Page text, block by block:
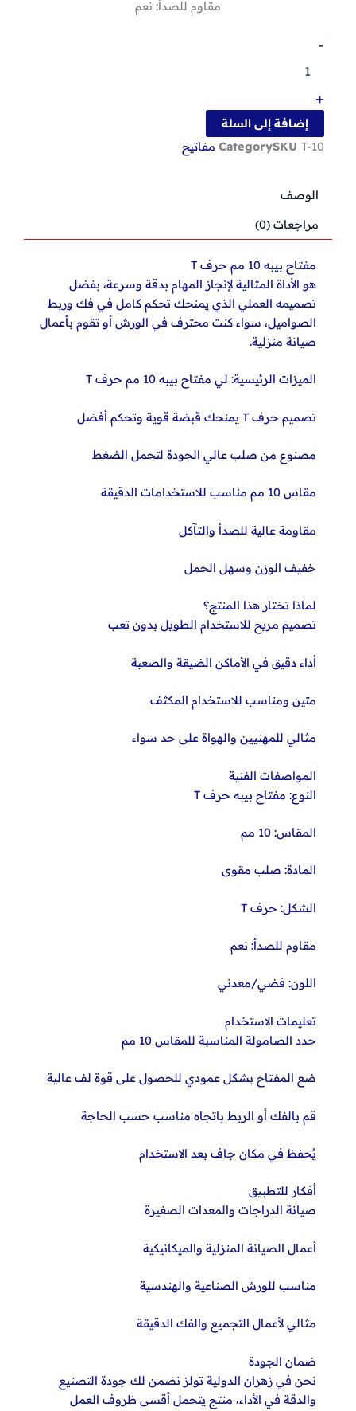
مقاوم للصدأ: نعم
-كمية
بيبه
مم
حرف
T
+
إضافة إلى السلة
SKU T-10
Category مفاتيح
الوصف
مراجعات (0)
مفتاح بيبه 10 مم حرف T
هو الأداة المثالية لإنجاز المهام بدقة وسرعة، بفضل
تصميمه العملي الذي يمنحك تحكم كامل في فك وربط
الصواميل، سواء كنت محترف في الورش أو تقوم بأعمال
صيانة منزلية.
الميزات الرئيسية: لي مفتاح بيبه 10 مم حرف T
تصميم حرف T يمنحك قبضة قوية وتحكم أفضل
مصنوع من صلب عالي الجودة لتحمل الضغط
مقاس 10 مم مناسب للاستخدامات الدقيقة
مقاومة عالية للصدأ والتآكل
خفيف الوزن وسهل الحمل
لماذا تختار هذا المنتج؟
تصميم مريح للاستخدام الطويل بدون تعب
أداء دقيق في الأماكن الضيقة والصعبة
متين ومناسب للاستخدام المكثف
مثالي للمهنيين والهواة على حد سواء
المواصفات الفنية
النوع: مفتاح بيبه حرف T
المقاس: 10 مم
المادة: صلب مقوى
الشكل: حرف T
مقاوم للصدأ: نعم
اللون: فضي/معدني
تعليمات الاستخدام
حدد الصامولة المناسبة للمقاس 10 مم
ضع المفتاح بشكل عمودي للحصول على قوة لف عالية
قم بالفك أو الربط باتجاه مناسب حسب الحاجة
يُحفظ في مكان جاف بعد الاستخدام
أفكار للتطبيق
صيانة الدراجات والمعدات الصغيرة
أعمال الصيانة المنزلية والميكانيكية
مناسب للورش الصناعية والهندسية
مثالي لأعمال التجميع والفك الدقيقة
ضمان الجودة
نحن في زهران الدولية تولز نضمن لك جودة التصنيع
والدقة في الأداء، منتج يتحمل أقسى ظروف العمل